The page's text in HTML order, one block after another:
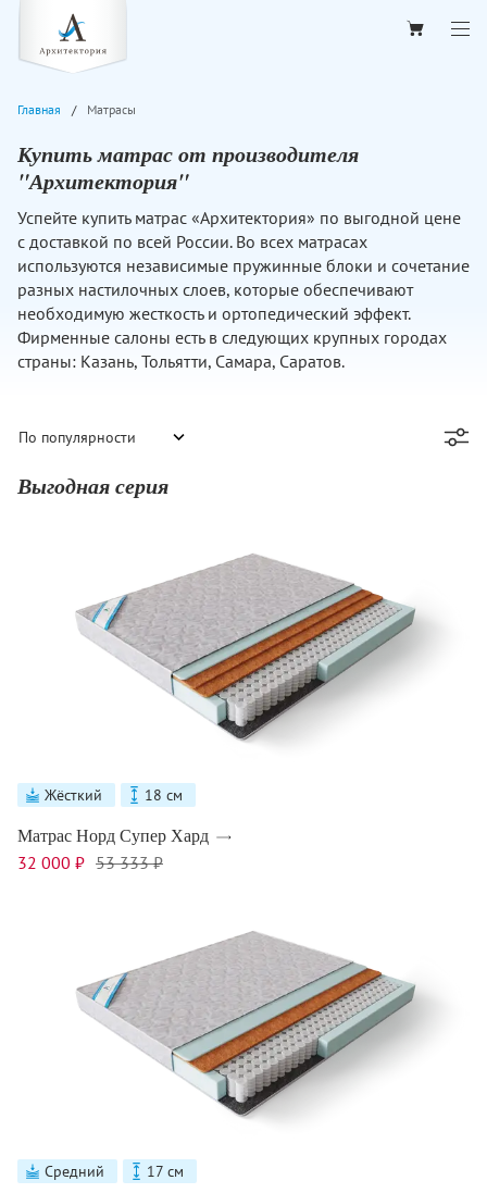
Главная Матрасы
Купить матрас от производителя
"Архитектория"
Успейте купить матрас «Архитектория» по выгодной цене
с доставкой по всей России. Во всех матрасах
используются независимые пружинные блоки и сочетание
разных настилочных слоев, которые обеспечивают
необходимую жесткость и ортопедический эффект.
Фирменные салоны есть в следующих крупных городах
страны: Казань, Тольятти, Самара, Саратов.
Выгодная серия
Жёсткий 18 см
Матрас Норд Супер Хард
32 000 ₽ 53 333 ₽
Средний 17 см